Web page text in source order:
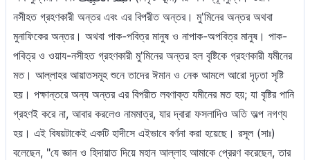
নসীহত গ্রহণকারী অন্তর এবং এর বিপরীত অন্তর। মু'মিনের অন্তর অথবা
মুনাফিকের অন্তর। অথবা পাক-পবিত্র মানুষ ও নাপাক-অপবিত্র মানুষ। পাক-
পবিত্র ও ওয়ায-নসীহত গ্রহণকারী মু'মিনের অন্তর হল বৃষ্টিকে গ্রহণকারী যমীনের
মত। আল্লাহর আয়াতসমূহ শুনে তাদের ঈমান ও নেক আমলে আরো দৃঢ়তা সৃষ্টি
হয়। পক্ষান্তরে অন্য অন্তর এর বিপরীত লবণাক্ত যমীনের মত হয়; যা বৃষ্টির পানি
গ্রহণই করে না, আবার করলেও নামমাত্র, যার দ্বারা ফসলাদিও অতি অল্প নগণ্য
হয়। এই বিষয়টাকেই একটি হাদীসে এইভাবে বর্ণনা করা হয়েছে। রসূল (সাঃ)
বলেছেন, "যে জ্ঞান ও হিদায়াত দিয়ে মহান আল্লাহ আমাকে প্রেরণ করেছেন, তার